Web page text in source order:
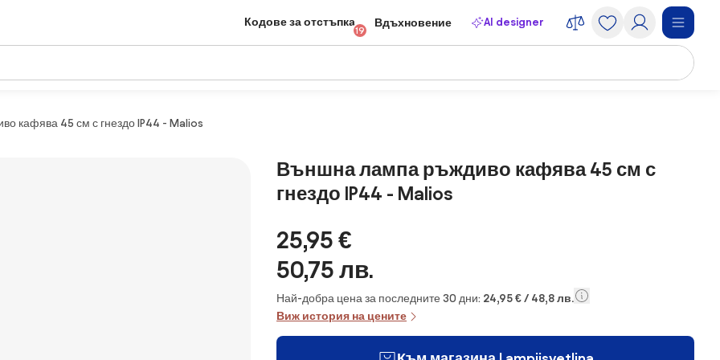
Кодове за отстъпка
19
Вдъхновение AI designer
кафява 45 см с гнездо IP44 - Malios
Външна лампа ръждиво кафява 45 см с
гнездо IP44 - Malios
25,95 €
50,75 лв.
Най-добра цена за последните 30 дни: 24,95 € / 48,8 лв.
Виж история на цените